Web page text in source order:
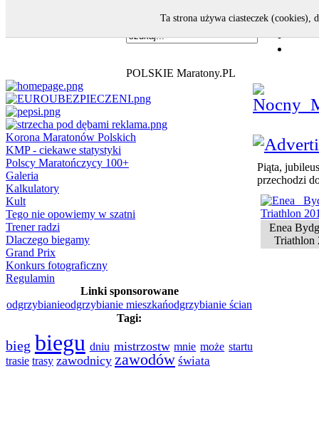
POLSKIE Maratony.PL
Korona Maratonów Polskich
KMP - ciekawe statystyki
Polscy Maratończycy 100+
Galeria
Kalkulatory
Kult
Tego nie opowiemy w szatni
Trener radzi
Dlaczego biegamy
Grand Prix
Konkurs fotograficzny
Regulamin
Linki sponsorowane
odgrzybianieodgrzybianie mieszkańodgrzybianie ścian
Tagi:
bieg biegu dniu mistrzostw mnie może startu
trasie trasy zawodnicy zawodów świata
Piąta,
przechodzi
Enea
Triathlon
Ta strona używa ciasteczek (cookies),